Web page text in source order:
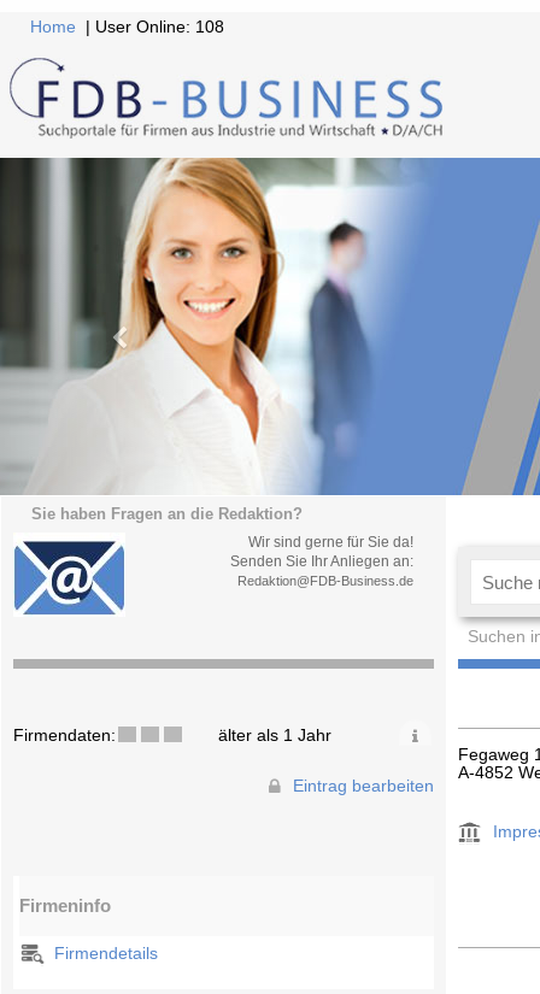
Home | User Online: 108
Sie haben Fragen an die Redaktion?
Wir sind gerne für Sie da!
Senden Sie Ihr Anliegen an:
Redaktion@FDB-Business.de
Suchen
Firmendaten: älter als 1 Jahr
Eintrag bearbeiten
Firmeninfo
Firmendetails
Fegaweg
A-4852